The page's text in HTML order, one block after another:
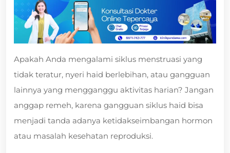
Apakah Anda mengalami siklus menstruasi yang
tidak teratur, nyeri haid berlebihan, atau gangguan
lainnya yang mengganggu aktivitas harian? Jangan
anggap remeh, karena gangguan siklus haid bisa
menjadi tanda adanya ketidakseimbangan hormon
atau masalah kesehatan reproduksi.